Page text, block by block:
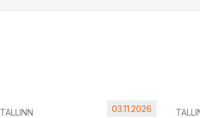
TALLINN 03.11.2026